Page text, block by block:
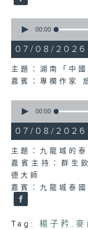
seconds
14
minutes,
seconds
00:00
07/08/2026
主題：湖南「中
嘉賓：專欄作家
seconds
55
minutes,
seconds
00:00
07/08/2026
主題：九龍城的
嘉賓主持：群生
德大師
嘉賓：九龍城泰
Tag: 楊子矜 ,麥